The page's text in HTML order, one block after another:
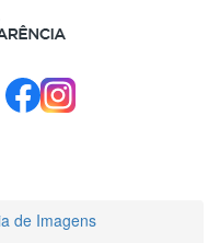
de Imagens